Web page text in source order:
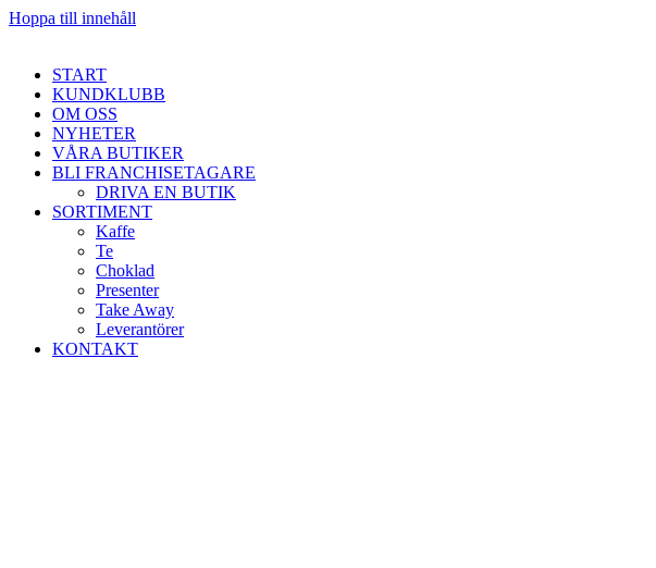
Hoppa till innehåll
START
KUNDKLUBB
OM OSS
NYHETER
VÅRA BUTIKER
BLI FRANCHISETAGARE
DRIVA EN BUTIK
SORTIMENT
Kaffe
Te
Choklad
Presenter
Take Away
Leverantörer
KONTAKT